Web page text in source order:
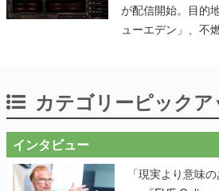
が配信開始。目的
ューエデン」、不
人間を増やし、加
カテゴリーピック
インタビュー
「現実より意味